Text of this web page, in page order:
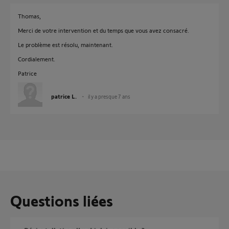
Thomas,
Merci de votre intervention et du temps que vous avez consacré.
Le problème est résolu, maintenant.
Cordialement.
Patrice
patrice L. il y a presque 7 ans
Questions liées